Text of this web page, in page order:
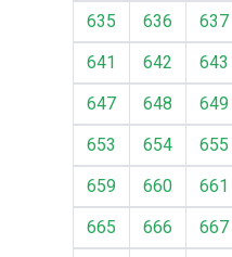
635
636 637
641
642 643
647
648 649
653
654 655
659
660 661
665
666 667